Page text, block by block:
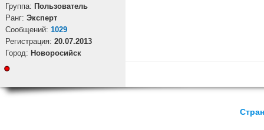
Группа: Пользователь
Ранг: Эксперт
Cообщений: 1029
Регистрация: 20.07.2013
Город: Новоросийск